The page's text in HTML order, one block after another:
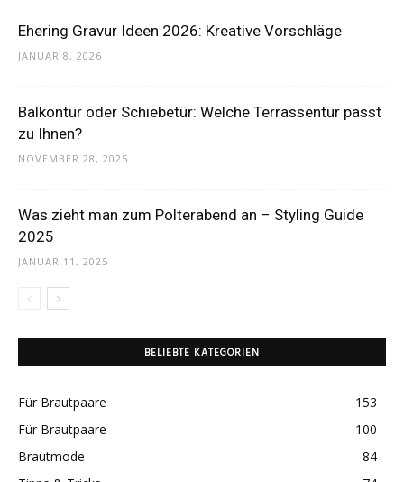
Ehering Gravur Ideen 2026: Kreative Vorschläge
JANUAR 8, 2026
Balkontür oder Schiebetür: Welche Terrassentür passt
zu Ihnen?
NOVEMBER 28, 2025
Was zieht man zum Polterabend an – Styling Guide
2025
JANUAR 11, 2025
BELIEBTE KATEGORIEN
Für Brautpaare
153
Für Brautpaare
100
Brautmode
84